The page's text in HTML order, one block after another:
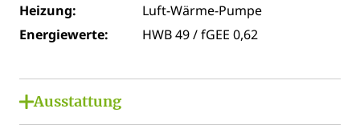
Heizung:
Luft-Wärme-Pumpe
Energiewerte:
HWB 49 / fGEE 0,62
Ausstattung